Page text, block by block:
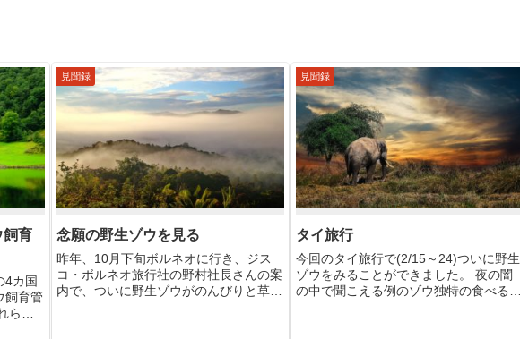
育
4カ国
飼育管
見聞録
念願の野生ゾウを見る
昨年、10月下旬ボルネオに行き、ジス
コ・ボルネオ旅行社の野村社長さんの案
内で、ついに野生ゾウがのんびりと草を
見聞録
タイ旅行
今回のタイ旅行で(2/15～24)ついに野生
ゾウをみることができました。 夜の闇
の中で聞こえる例のゾウ独特の食べる